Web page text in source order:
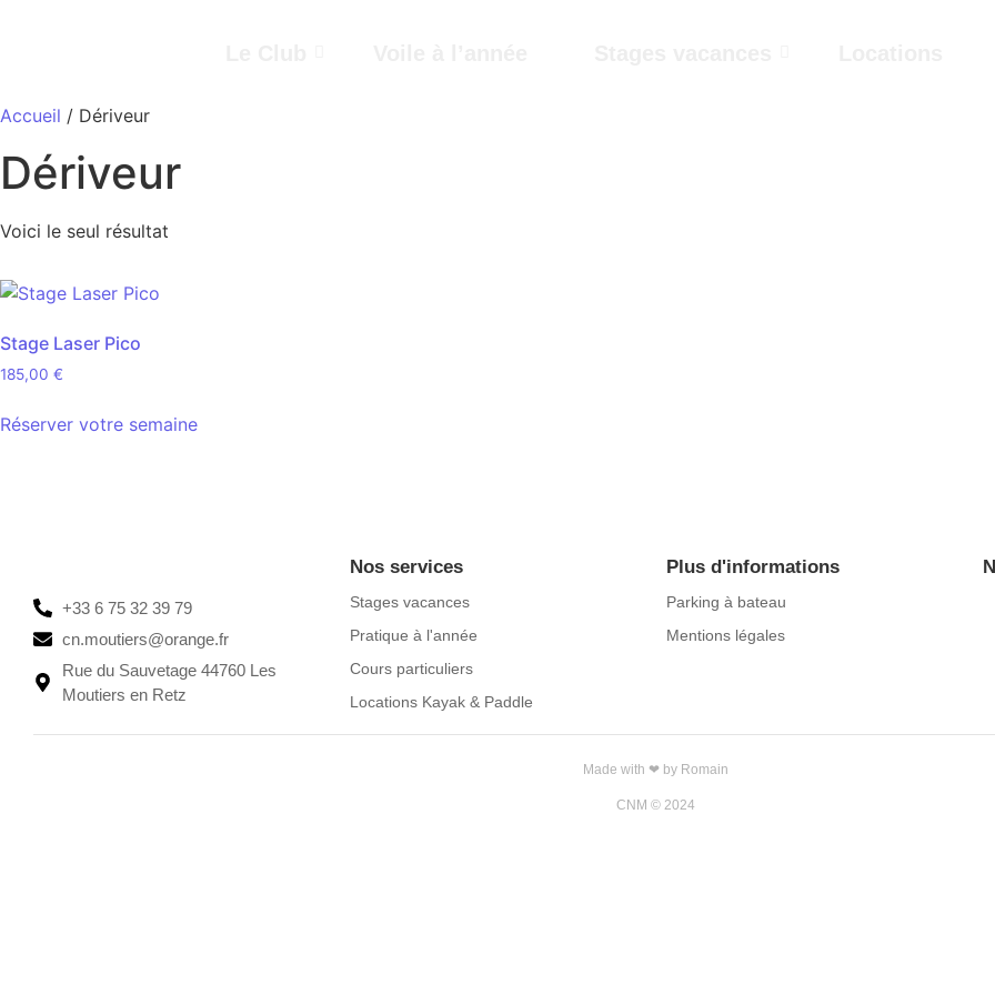
Accueil / Dériveur
Dériveur
Voici le seul résultat
Stage Laser Pico
185,00 €
Réserver votre semaine
+33 6 75 32 39 79
cn.moutiers@orange.fr
Rue du Sauvetage 44760 Les
Moutiers en Retz
Nos services
Stages vacances
Pratique à l'année
Cours particuliers
Locations Kayak & Paddle
Plus d'informations
Parking à bateau
Mentions légales
Made with ❤ by Romain
CNM © 2024